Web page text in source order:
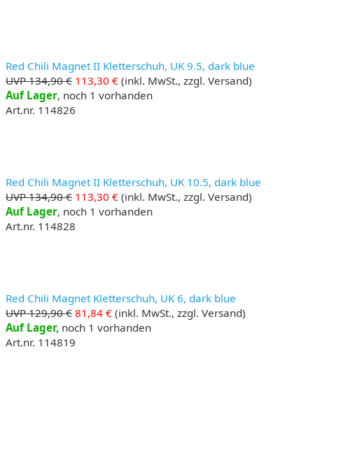
Red Chili Magnet II Kletterschuh, UK 9.5, dark blue
UVP 134,90 € 113,30 € (inkl. MwSt., zzgl. Versand)
Auf Lager, noch 1 vorhanden
Art.nr. 114826
Red Chili Magnet II Kletterschuh, UK 10.5, dark blue
UVP 134,90 € 113,30 € (inkl. MwSt., zzgl. Versand)
Auf Lager, noch 1 vorhanden
Art.nr. 114828
Red Chili Magnet Kletterschuh, UK 6, dark blue
UVP 129,90 € 81,84 € (inkl. MwSt., zzgl. Versand)
Auf Lager, noch 1 vorhanden
Art.nr. 114819